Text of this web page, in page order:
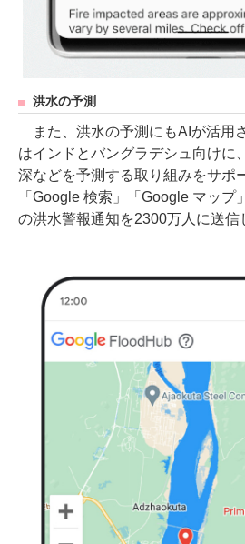
洪水の予測
また、洪水の予測にもAIが活用
はインドとバングラデシュ向けに
深などを予測する取り組みをサポ
「Google 検索」「Google マップ
の洪⽔警報通知を2300万⼈に送信